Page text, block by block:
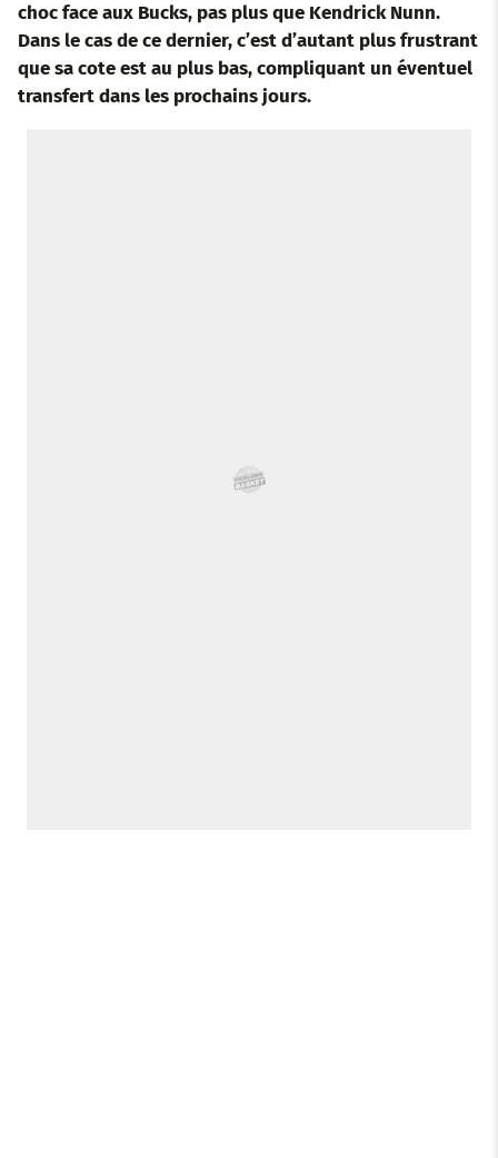
choc face aux Bucks, pas plus que Kendrick Nunn.
Dans le cas de ce dernier, c’est d’autant plus frustrant
que sa cote est au plus bas, compliquant un éventuel
transfert dans les prochains jours.